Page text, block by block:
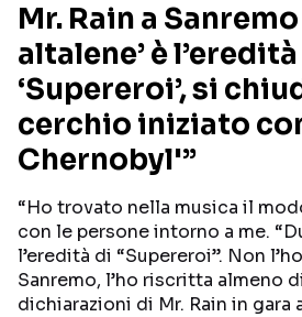
RECENSIONI MUSICALI
INTERVISTE
GOSSIP E CURIOSITÀ
Seguici sui
Mr. Rain a Sanremo
altalene’ è
‘Supereroi’, si
cerchio iniziato
Chernobyl'”
“Ho trovato nella musica il
con le persone intorno a me.
l’eredità di “Supereroi”. Non
Sanremo, l’ho riscritta almeno
dichiarazioni di Mr. Rain in gara